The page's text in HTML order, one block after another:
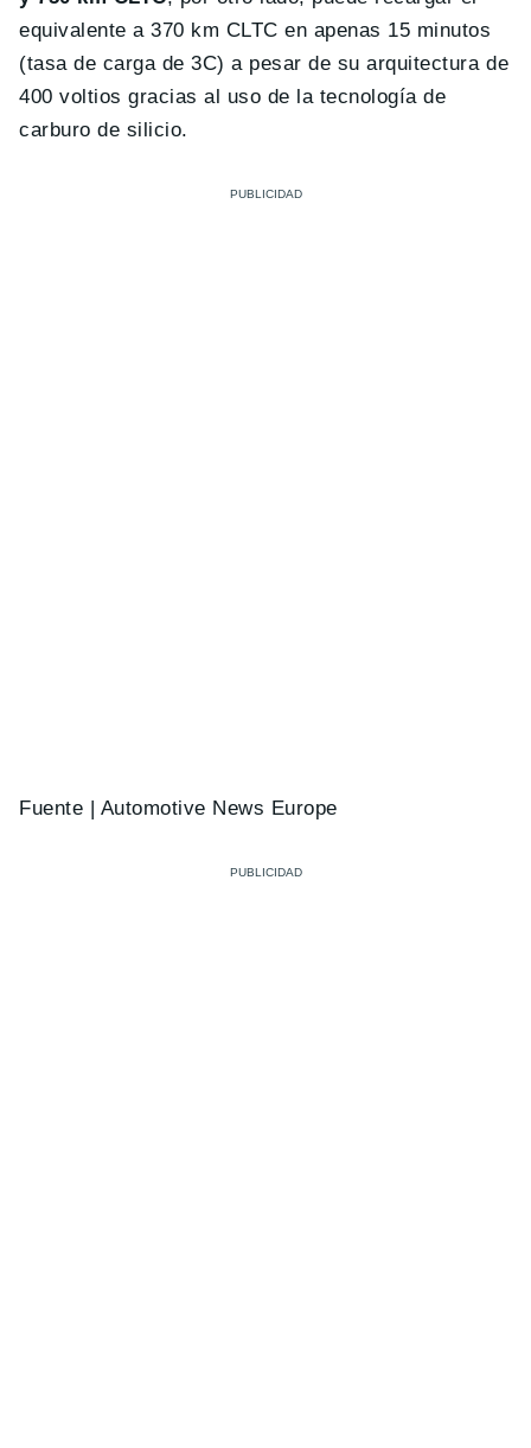
equivalente a 370 km CLTC en apenas 15 minutos
(tasa de carga de 3C) a pesar de su arquitectura de
400 voltios gracias al uso de la tecnología de
carburo de silicio.
Fuente | Automotive News Europe